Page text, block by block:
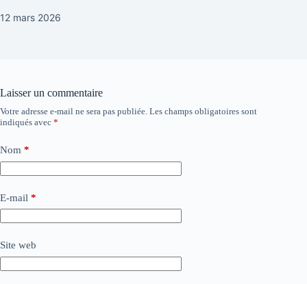
12 mars 2026
Laisser un commentaire
Votre adresse e-mail ne sera pas publiée. Les champs obligatoires sont
indiqués avec *
Nom *
E-mail *
Site web